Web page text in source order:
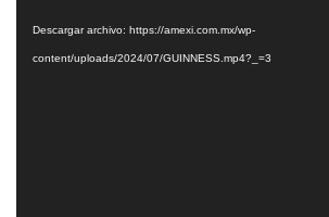
Descargar archivo: https://amexi.com.mx/wp-
content/uploads/2024/07/GUINNESS.mp4?_=3